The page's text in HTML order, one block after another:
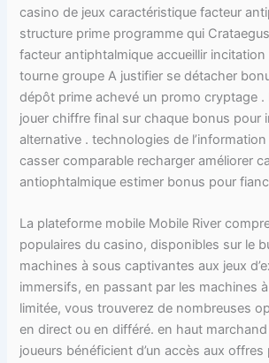
casino de jeux caractéristique facteur
structure prime programme qui
facteur antiphtalmique accueillir
tourne groupe A justifier se détacher
dépôt prime achevé un promo cryptage .
jouer chiffre final sur chaque bonus pour
alternative . technologies de
casser comparable recharger améliorer
antiophtalmique estimer bonus pour
La plateforme mobile Mobile River
populaires du casino, disponibles sur le
machines à sous captivantes aux jeux
immersifs, en passant par les machines
limitée, vous trouverez de nombreuses
en direct ou en différé. en haut
joueurs bénéficient d’un accès aux